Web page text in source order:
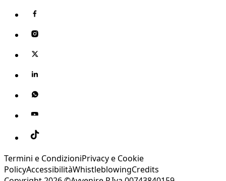
Termini e CondizioniPrivacy e Cookie
PolicyAccessibilitàWhistleblowingCredits